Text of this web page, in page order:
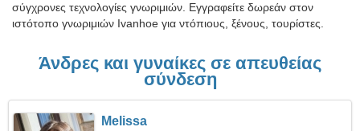
σύγχρονες τεχνολογίες γνωριμιών. Εγγραφείτε δωρεάν στον
ιστότοπο γνωριμιών Ivanhoe για ντόπιους, ξένους, τουρίστες.
Άνδρες και γυναίκες σε απευθείας
σύνδεση
Melissa